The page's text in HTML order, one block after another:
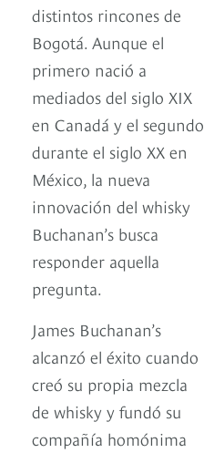
distintos rincones de
Bogotá. Aunque el
primero nació a
mediados del siglo XIX
en Canadá y el segundo
durante el siglo XX en
México, la nueva
innovación del whisky
Buchanan’s busca
responder aquella
pregunta.
James Buchanan’s
alcanzó el éxito cuando
creó su propia mezcla
de whisky y fundó su
compañía homónima